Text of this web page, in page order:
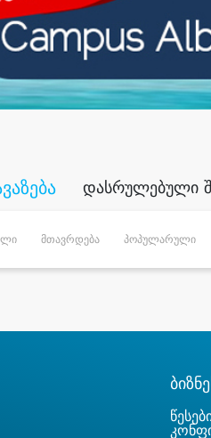
დასრულებული
მთავრდება პოპულარული